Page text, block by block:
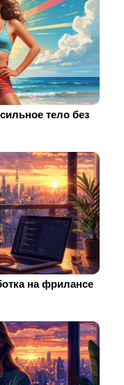
тело без
на фрилансе